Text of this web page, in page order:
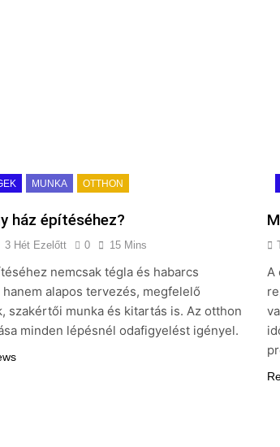
MUNKA OTTHON
ház építéséhez?
3 Hét Ezelőtt 0 15 Mins
nemcsak tégla és habarcs
alapos tervezés, megfelelő
szakértői munka és kitartás is. Az otthon
minden lépésnél odafigyelést igényel.
A